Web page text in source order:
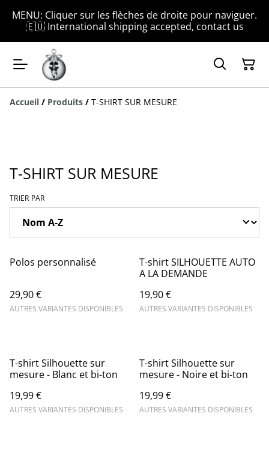
MENU: Cliquer sur les flèches de droite pour naviguer.
🇪🇺 International shipping accepted, contact us
Accueil / Produits / T-SHIRT SUR MESURE
T-SHIRT SUR MESURE
TRIER PAR
Polos personnalisé
29,90 €
AUTRES VARIANTES DISPONIBLES
T-shirt SILHOUETTE AUTO
A LA DEMANDE
19,90 €
AUTRES VARIANTES DISPONIBLES
T-shirt Silhouette sur
mesure - Blanc et bi-ton
19,99 €
AUTRES VARIANTES DISPONIBLES
T-shirt Silhouette sur
mesure - Noire et bi-ton
19,99 €
AUTRES VARIANTES DISPONIBLES